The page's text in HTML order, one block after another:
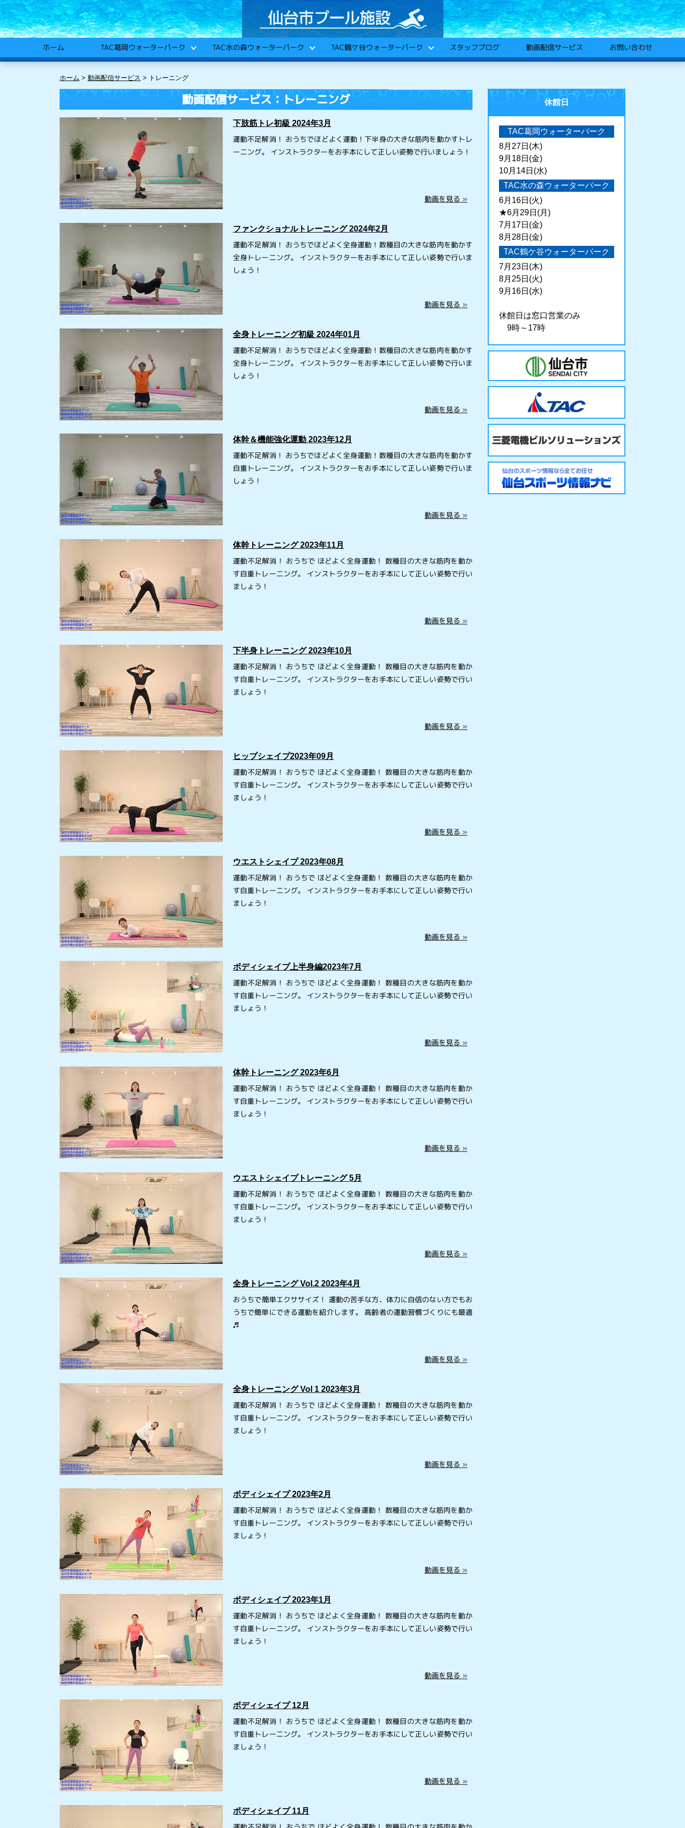
ホーム TAC葛岡ウォーターパーク TAC水の森ウォーターパーク TAC鶴ケ谷ウォーターパーク スタッフブログ 動画配信サービス お問い合わせ
ホーム > 動画配信サービス > トレーニング
動画配信サービス：トレーニング
下肢筋トレ初級 2024年3月
運動不足解消！ おうちでほどよく運動！下半身の大きな筋肉を動かすトレ
ーニング。 インストラクターをお手本にして正しい姿勢で行いましょう！
動画を見る »
ファンクショナルトレーニング 2024年2月
運動不足解消！ おうちでほどよく全身運動！数種目の大きな筋肉を動かす
全身トレーニング。 インストラクターをお手本にして正しい姿勢で行いま
しょう！
動画を見る »
全身トレーニング初級 2024年01月
運動不足解消！ おうちでほどよく全身運動！数種目の大きな筋肉を動かす
全身トレーニング。 インストラクターをお手本にして正しい姿勢で行いま
しょう！
動画を見る »
体幹＆機能強化運動 2023年12月
運動不足解消！ おうちでほどよく全身運動！数種目の大きな筋肉を動かす
自重トレーニング。 インストラクターをお手本にして正しい姿勢で行いま
しょう！
動画を見る »
体幹トレーニング 2023年11月
運動不足解消！ おうちで ほどよく全身運動！ 数種目の大きな筋肉を動か
す自重トレーニング。 インストラクターをお手本にして正しい姿勢で行い
ましょう！
動画を見る »
下半身トレーニング 2023年10月
運動不足解消！ おうちで ほどよく全身運動！ 数種目の大きな筋肉を動か
す自重トレーニング。 インストラクターをお手本にして正しい姿勢で行い
ましょう！
動画を見る »
ヒップシェイプ2023年09月
運動不足解消！ おうちで ほどよく全身運動！ 数種目の大きな筋肉を動か
す自重トレーニング。 インストラクターをお手本にして正しい姿勢で行い
ましょう！
動画を見る »
ウエストシェイプ 2023年08月
運動不足解消！ おうちで ほどよく全身運動！ 数種目の大きな筋肉を動か
す自重トレーニング。 インストラクターをお手本にして正しい姿勢で行い
ましょう！
動画を見る »
ボディシェイプ上半身編2023年7月
運動不足解消！ おうちで ほどよく全身運動！ 数種目の大きな筋肉を動か
す自重トレーニング。 インストラクターをお手本にして正しい姿勢で行い
ましょう！
動画を見る »
体幹トレーニング 2023年6月
運動不足解消！ おうちで ほどよく全身運動！ 数種目の大きな筋肉を動か
す自重トレーニング。 インストラクターをお手本にして正しい姿勢で行い
ましょう！
動画を見る »
ウエストシェイプトレーニング 5月
運動不足解消！ おうちで ほどよく全身運動！ 数種目の大きな筋肉を動か
す自重トレーニング。 インストラクターをお手本にして正しい姿勢で行い
ましょう！
動画を見る »
全身トレーニング Vol.2 2023年4月
おうちで簡単エクササイズ！ 運動の苦手な方、体力に自信のない方でもお
うちで簡単にできる運動を紹介します。 高齢者の運動習慣づくりにも最適
♬
動画を見る »
全身トレーニング Vol 1 2023年3月
運動不足解消！ おうちで ほどよく全身運動！ 数種目の大きな筋肉を動か
す自重トレーニング。 インストラクターをお手本にして正しい姿勢で行い
ましょう！
動画を見る »
ボディシェイプ 2023年2月
運動不足解消！ おうちで ほどよく全身運動！ 数種目の大きな筋肉を動か
す自重トレーニング。 インストラクターをお手本にして正しい姿勢で行い
ましょう！
動画を見る »
ボディシェイプ 2023年1月
運動不足解消！ おうちで ほどよく全身運動！ 数種目の大きな筋肉を動か
す自重トレーニング。 インストラクターをお手本にして正しい姿勢で行い
ましょう！
動画を見る »
ボディシェイプ 12月
運動不足解消！ おうちで ほどよく全身運動！ 数種目の大きな筋肉を動か
す自重トレーニング。 インストラクターをお手本にして正しい姿勢で行い
ましょう！
動画を見る »
ボディシェイプ 11月
休館日
TAC葛岡ウォーターパーク
8月27日(木)
9月18日(金)
10月14日(水)
TAC水の森ウォーターパーク
6月16日(火)
★6月29日(月)
7月17日(金)
8月28日(金)
TAC鶴ケ谷ウォーターパーク
7月23日(木)
8月25日(火)
9月16日(水)
休館日は窓口営業のみ
9時～17時